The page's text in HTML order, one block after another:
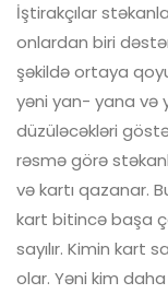
İştirakçılar
onlardan biri
şəkildə ortaya
yəni yan- yana və
düzüləcəkləri
rəsmə görə
və kartı qazanar.
kart bitincə başa
sayılır. Kimin kart
olar. Yəni kim